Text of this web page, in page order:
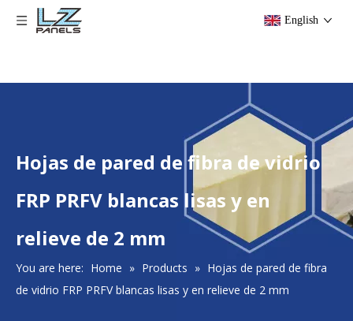
English
Hojas de pared de fibra de vidrio
FRP PRFV blancas lisas y en
relieve de 2 mm
You are here: Home » Products » Hojas de pared de fibra
de vidrio FRP PRFV blancas lisas y en relieve de 2 mm